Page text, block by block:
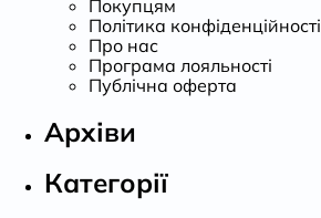
Покупцям
Політика конфіденційності
Про нас
Програма лояльності
Публічна оферта
Архіви
Категорії